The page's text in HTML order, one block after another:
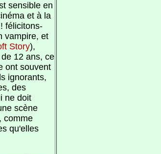
sensible en
et à la
félicitons-
vampire, et
Story),
12 ans, ce
ont souvent
ignorants,
des
ne doit
scène
comme
qu'elles